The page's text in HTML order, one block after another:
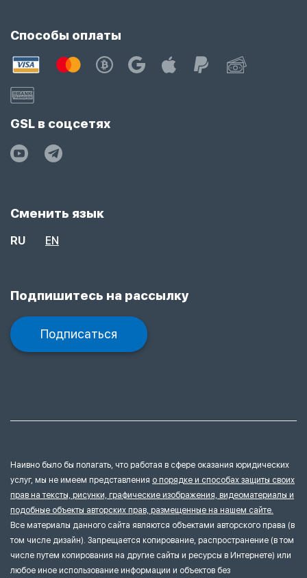
Способы оплаты
GSL в соцсетях
Сменить язык
RU EN
Подпишитесь на рассылку
Подписаться
Наивно было бы полагать, что работая в сфере оказания юридических
услуг, мы не имеем представления о порядке и способах защиты своих
прав на тексты, рисунки, графические изображения, видеоматериалы и
подобные объекты авторских прав, размещенные на нашем сайте.
Все материалы данного сайта являются объектами авторского права (в
том числе дизайн). Запрещается копирование, распространение (в том
числе путем копирования на другие сайты и ресурсы в Интернете) или
любое иное использование информации и объектов без